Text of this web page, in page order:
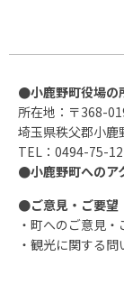
●小鹿野町役場の
所在地：〒368-
埼玉県秩父郡小鹿
TEL：0494-75-
●小鹿野町へのア
●ご意見・ご要望
・町へのご意見
・観光に関する